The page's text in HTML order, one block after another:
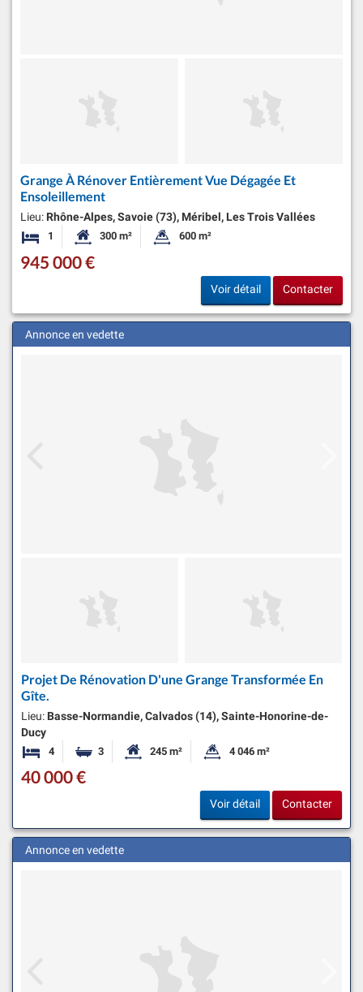
Grange À Rénover Entièrement Vue Dégagée Et
Ensoleillement
Lieu: Rhône-Alpes, Savoie (73), Méribel, Les Trois Vallées
1 Chambre Surface habitable:
300 m² Superficie du terrain:
600 m²
945 000 €
Voir détail Contacter
Annonce en vedette
Projet De Rénovation D'une Grange Transformée En
Gîte.
Lieu: Basse-Normandie, Calvados (14), Sainte-Honorine-de-
Ducy
4 Chambres
3 Salles de bainsSurface habitable:
245 m² Superficie du terrain:
4 046 m²
40 000 €
Voir détail Contacter
Annonce en vedette